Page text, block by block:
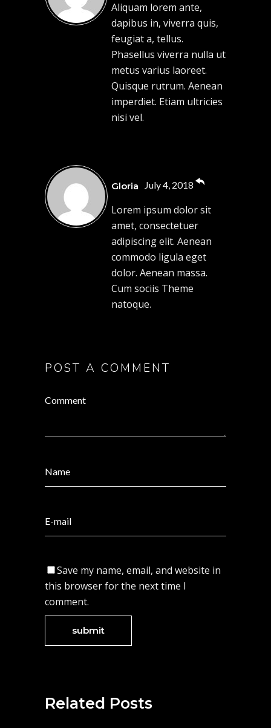
Aliquam lorem ante,
dapibus in, viverra quis,
feugiat a, tellus.
Phasellus viverra nulla ut
metus varius laoreet.
Quisque rutrum. Aenean
imperdiet. Etiam ultricies
nisi vel.
Gloria July 4, 2018
Lorem ipsum dolor sit
amet, consectetuer
adipiscing elit. Aenean
commodo ligula eget
dolor. Aenean massa.
Cum sociis Theme
natoque.
POST A COMMENT
Save my name, email, and website in
this browser for the next time I
comment.
Related Posts